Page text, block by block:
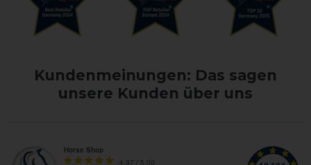
Kundenmeinungen: Das sagen
unsere Kunden über uns